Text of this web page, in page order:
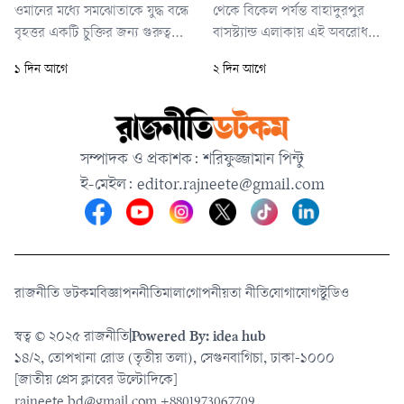
ওমানের মধ্যে সমঝোতাকে যুদ্ধ বন্ধে
বৃহত্তর একটি চুক্তির জন্য গুরুত্বপূর্ণ
ফেব্রুয়ারি ইরানে যুক্তরাষ্ট্র ও
শুরু হয়। এর পর বিশ্বের গুরুত্বপূর্ণ
জ্বালানি রপ্তানি পথ হরমুজ
প্রণালিতে ইরান কার্যত নিয়ন্ত্রণ
১ দিন আগে
থেকে বিকেল পর্যন্ত বাহাদুরপুর
বাসস্ট্যান্ড এলাকায় এই অবরোধ
২ দিন আগে
সম্পাদক ও প্রকাশক: শরিফুজ্জামান পিন্টু
ই-মেইল: editor.rajneete@gmail.com
রাজনীতি ডটকমবিজ্ঞাপননীতিমালাগোপনীয়তা নীতিযোগাযোগস্টুডিও
স্বত্ব © ২০২৫ রাজনীতিPowered By: idea hub
১৪/২, তোপখানা রোড (তৃতীয় তলা), সেগুনবাগিচা, ঢাকা-১০০০
[জাতীয় প্রেস ক্লাবের উল্টোদিকে]